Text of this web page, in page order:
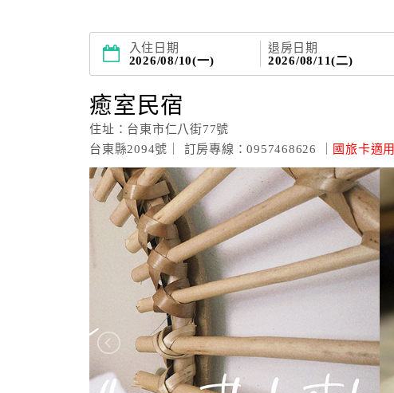
入住日期
2026/08/10(一)
退房日期
2026/08/11(二)
癒室民宿
住址：台東市仁八街77號
台東縣2094號｜ 訂房專線：0957468626 ｜
國旅卡適用